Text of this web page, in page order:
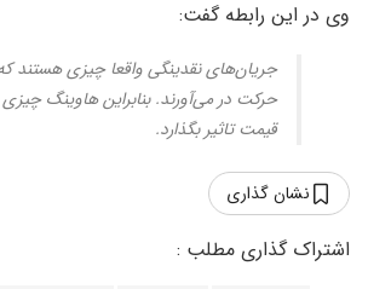
وی در این رابطه گفت:
جریان‌های نقدینگی واقعا چیزی هستند که
حرکت در می‌آورند. بنابراین هاوینگ
قیمت تاثیر بگذارد.
نشان گذاری